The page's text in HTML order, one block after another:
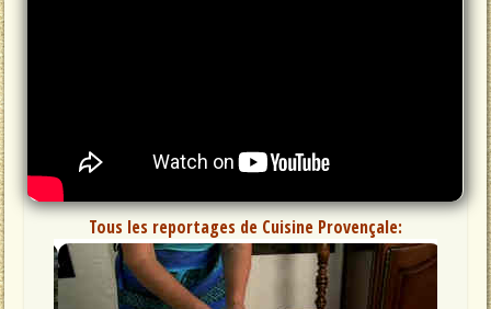
Tous les reportages de Cuisine Provençale: